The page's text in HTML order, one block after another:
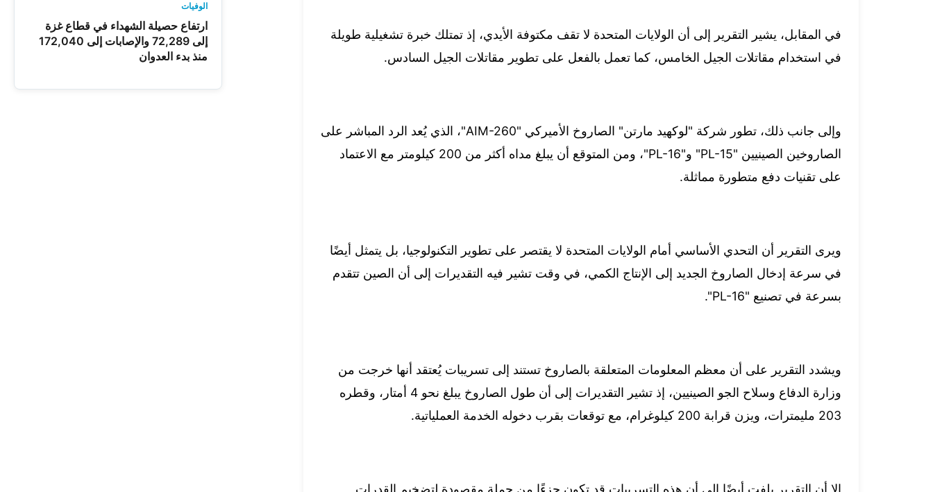
في المقابل، يشير التقرير إلى أن الولايات المتحدة لا تقف مكتوفة الأيدي، إذ تمتلك خبرة تشغيلية طويلة
في استخدام مقاتلات الجيل الخامس، كما تعمل بالفعل على تطوير مقاتلات الجيل السادس.
وإلى جانب ذلك، تطور شركة "لوكهيد مارتن" الصاروخ الأميركي "AIM-260"، الذي يُعد الرد المباشر على
الصاروخين الصينيين "PL-15" و"PL-16"، ومن المتوقع أن يبلغ مداه أكثر من 200 كيلومتر مع الاعتماد
على تقنيات دفع متطورة مماثلة.
ويرى التقرير أن التحدي الأساسي أمام الولايات المتحدة لا يقتصر على تطوير التكنولوجيا، بل يتمثل أيضًا
في سرعة إدخال الصاروخ الجديد إلى الإنتاج الكمي، في وقت تشير فيه التقديرات إلى أن الصين تتقدم
بسرعة في تصنيع "PL-16".
ويشدد التقرير على أن معظم المعلومات المتعلقة بالصاروخ تستند إلى تسريبات يُعتقد أنها خرجت من
وزارة الدفاع وسلاح الجو الصينيين، إذ تشير التقديرات إلى أن طول الصاروخ يبلغ نحو 4 أمتار، وقطره
203 مليمترات، ويزن قرابة 200 كيلوغرام، مع توقعات بقرب دخوله الخدمة العملياتية.
إلا أن التقرير يلفت أيضًا إلى أن هذه التسريبات قد تكون جزءًا من حملة مقصودة لتضخيم القدرات
الوفيات
ارتفاع حصيلة الشهداء في قطاع غزة
إلى 72,289 والإصابات إلى 172,040
منذ بدء العدوان